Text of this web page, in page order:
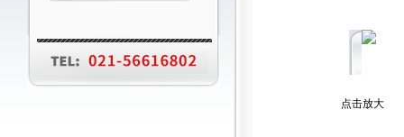
点击放大